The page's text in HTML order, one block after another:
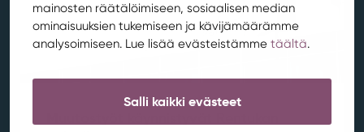
mainosten räätälöimiseen, sosiaalisen median
ominaisuuksien tukemiseen ja kävijämäärämme
analysoimiseen. Lue lisää evästeistämme täältä.
Salli kaikki evästeet